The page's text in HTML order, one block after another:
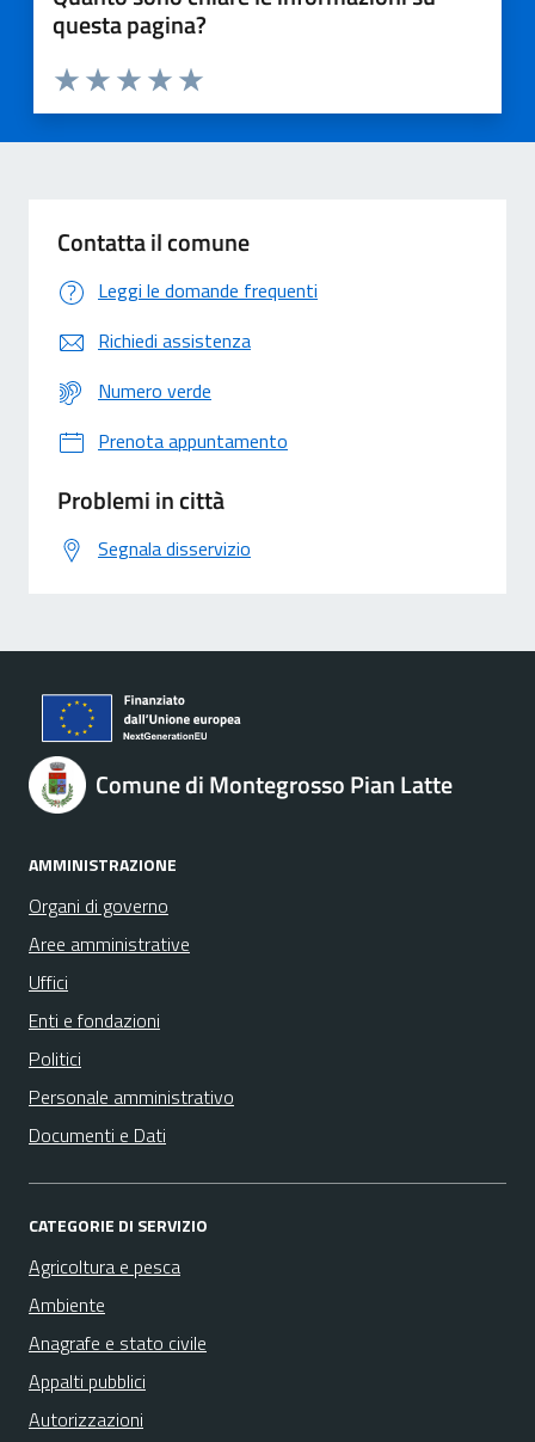
questa pagina?
Valuta 5 stelle su 5
Valuta 4 stelle su 5
Valuta 3 stelle su 5
Valuta 2 stelle su 5
Valuta 1 stelle su 5
Contatta il comune
Leggi le domande frequenti
Richiedi assistenza
Numero verde
Prenota appuntamento
Problemi in città
Segnala disservizio
Comune di Montegrosso Pian Latte
AMMINISTRAZIONE
Organi di governo
Aree amministrative
Uffici
Enti e fondazioni
Politici
Personale amministrativo
Documenti e Dati
CATEGORIE DI SERVIZIO
Agricoltura e pesca
Ambiente
Anagrafe e stato civile
Appalti pubblici
Autorizzazioni